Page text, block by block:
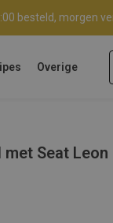
besteld, morgen
Overige
Seat